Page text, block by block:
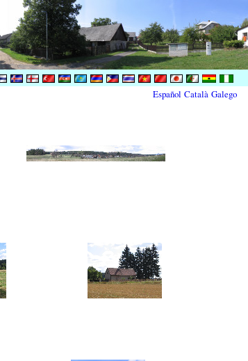
Español Català Galego